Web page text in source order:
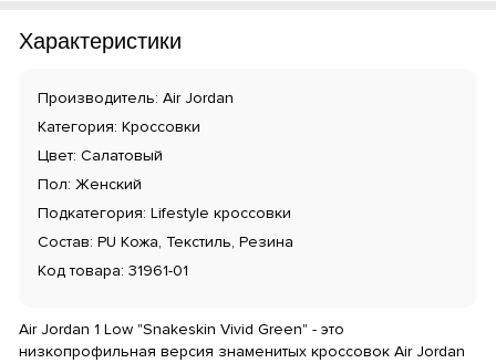
Характеристики
Производитель: Air Jordan
Категория: Кроссовки
Цвет: Салатовый
Пол: Женский
Подкатегория: Lifestyle кроссовки
Состав: PU Кожа, Текстиль, Резина
Код товара: 31961-01
Air Jordan 1 Low "Snakeskin Vivid Green" - это
низкопрофильная версия знаменитых кроссовок Air Jordan